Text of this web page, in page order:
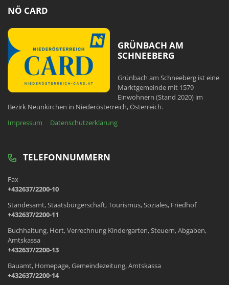
NÖ CARD
GRÜNBACH AM
SCHNEEBERG
Grünbach am Schneeberg ist eine
Marktgemeinde mit 1579
Einwohnern (Stand 2020) im
Bezirk Neunkirchen in Niederösterreich, Österreich.
Impressum
Datenschutzerklärung
TELEFONNUMMERN
Fax
+432637/2200-10
Standesamt, Staatsbürgerschaft, Tourismus, Soziales, Friedhof
+432637/2200-11
Buchhaltung, Hort, Verrechnung Kindergarten, Steuern, Abgaben,
Amtskassa
+432637/2200-13
Bauamt, Homepage, Gemeindezeitung, Amtskassa
+432637/2200-14